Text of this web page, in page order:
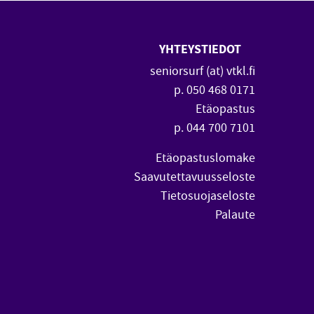
YHTEYSTIEDOT
seniorsurf (at) vtkl.fi
p. 050 468 0171
Etäopastus
p. 044 700 7101
Etäopastuslomake
Saavutettavuusseloste
Tietosuojaseloste
Palaute